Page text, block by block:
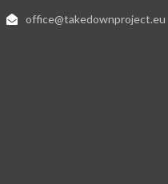
office@takedownproject.eu